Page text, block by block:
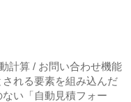
計算 / お問い合わせ機能
れる要素を組み込んだ
い「自動見積フォー